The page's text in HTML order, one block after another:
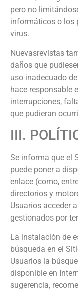
pero no
informáticos o los
virus.
Nuevasrevistas
daños que
uso inadecuado
hace responsable
interrupciones,
que pudieran
III.
Se informa que el
puede poner a
enlace (como,
directorios y
Usuarios acceder
gestionados por
La instalación de
búsqueda en el
Usuarios la
disponible en
sugerencia,